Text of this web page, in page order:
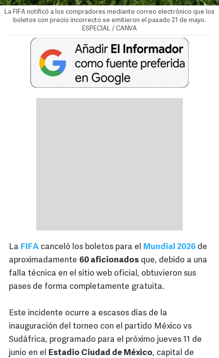
La FIFA notificó a los compradores mediante correo electrónico que los
boletos con precio incorrecto se emitieron el pasado 21 de mayo.
ESPECIAL / CANVA
La FIFA canceló los boletos para el Mundial 2026 de
aproximadamente 60 aficionados que, debido a una
falla técnica en el sitio web oficial, obtuvieron sus
pases de forma completamente gratuita.
Este incidente ocurre a escasos días de la
inauguración del torneo con el partido México vs
Sudáfrica, programado para el próximo jueves 11 de
junio en el Estadio Ciudad de México, capital de